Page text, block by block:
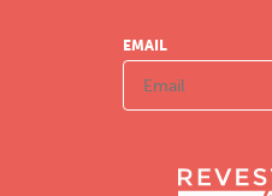
EMAIL